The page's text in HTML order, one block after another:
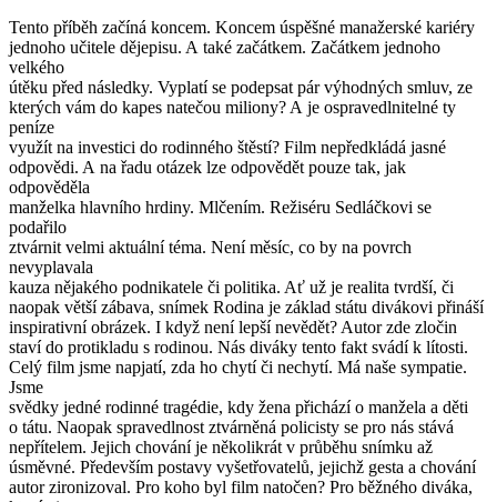
Tento příběh začíná koncem. Koncem úspěšné manažerské kariéry
jednoho učitele dějepisu. A také začátkem. Začátkem jednoho
velkého
útěku před následky. Vyplatí se podepsat pár výhodných smluv, ze
kterých vám do kapes natečou miliony? A je ospravedlnitelné ty
peníze
využít na investici do rodinného štěstí? Film nepředkládá jasné
odpovědi. A na řadu otázek lze odpovědět pouze tak, jak
odpověděla
manželka hlavního hrdiny. Mlčením. Režiséru Sedláčkovi se
podařilo
ztvárnit velmi aktuální téma. Není měsíc, co by na povrch
nevyplavala
kauza nějakého podnikatele či politika. Ať už je realita tvrdší, či
naopak větší zábava, snímek Rodina je základ státu divákovi přináší
inspirativní obrázek. I když není lepší nevědět? Autor zde zločin
staví do protikladu s rodinou. Nás diváky tento fakt svádí k lítosti.
Celý film jsme napjatí, zda ho chytí či nechytí. Má naše sympatie.
Jsme
svědky jedné rodinné tragédie, kdy žena přichází o manžela a děti
o tátu. Naopak spravedlnost ztvárněná policisty se pro nás stává
nepřítelem. Jejich chování je několikrát v průběhu snímku až
úsměvné. Především postavy vyšetřovatelů, jejichž gesta a chování
autor zironizoval. Pro koho byl film natočen? Pro běžného diváka,